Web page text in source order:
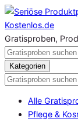
Zum
Inhalt
springen
Gratisproben,
Gratisproben
durchsuchen
Kategorien
Gratisproben
Alle
Pflege &